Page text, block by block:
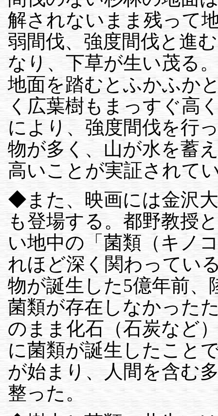
解されないまま残って
弱間伐、強度間伐と進
なり、下草が生い茂る
地面を踏むとふかふか
く広葉樹もまっすぐ高
により、強度間伐を行
物が多く、山が水を蓄
高いことが実証されて
◆また、映画には金沢
も登場する。都野教授
い地中の「菌類（キノ
れほど深く関わってい
物が誕生した5億年前
菌類が存在しなかった
のまま化石（石炭など
に菌類が誕生したこと
が始まり、人間を含む
整った。